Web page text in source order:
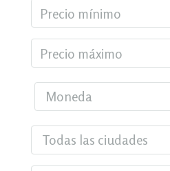
Moneda
Todas las ciudades